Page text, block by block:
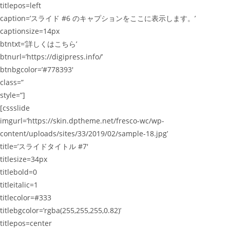
titlepos=left
caption=’スライド #6 のキャプションをここに表示します。’
captionsize=14px
btntxt=’詳しくはこちら’
btnurl=’https://digipress.info/’
btnbgcolor=’#778393′
class=”
style=”]
[cssslide
imgurl=’https://skin.dptheme.net/fresco-wc/wp-
content/uploads/sites/33/2019/02/sample-18.jpg’
title=’スライドタイトル #7′
titlesize=34px
titlebold=0
titleitalic=1
titlecolor=#333
titlebgcolor=’rgba(255,255,255,0.82)’
titlepos=center